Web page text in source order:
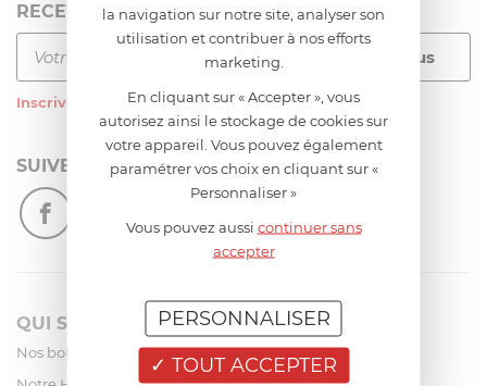
RECEVEZ LA NEWSLETTER
Inscrivez-vous à notre newsletter
SUIVEZ-NOUS
QUI SOMMES-NOUS?
Nos boutiques
la navigation sur notre site, analyser son
utilisation et contribuer à nos efforts
marketing.
En cliquant sur « Accepter », vous
autorisez ainsi le stockage de cookies sur
votre appareil. Vous pouvez également
paramétrer vos choix en cliquant sur «
Personnaliser »
Vous pouvez aussi continuer sans
accepter
TOUT ACCEPTER
PERSONNALISER